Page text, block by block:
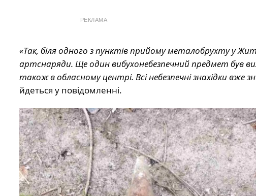
РЕКЛАМА
«Так, біля одного з пунктів прийому металобрухту у
артснаряди. Ще один вибухонебезпечний предмет був
також в обласному центрі. Всі небезпечні знахідки вже
йдеться у повідомленні.